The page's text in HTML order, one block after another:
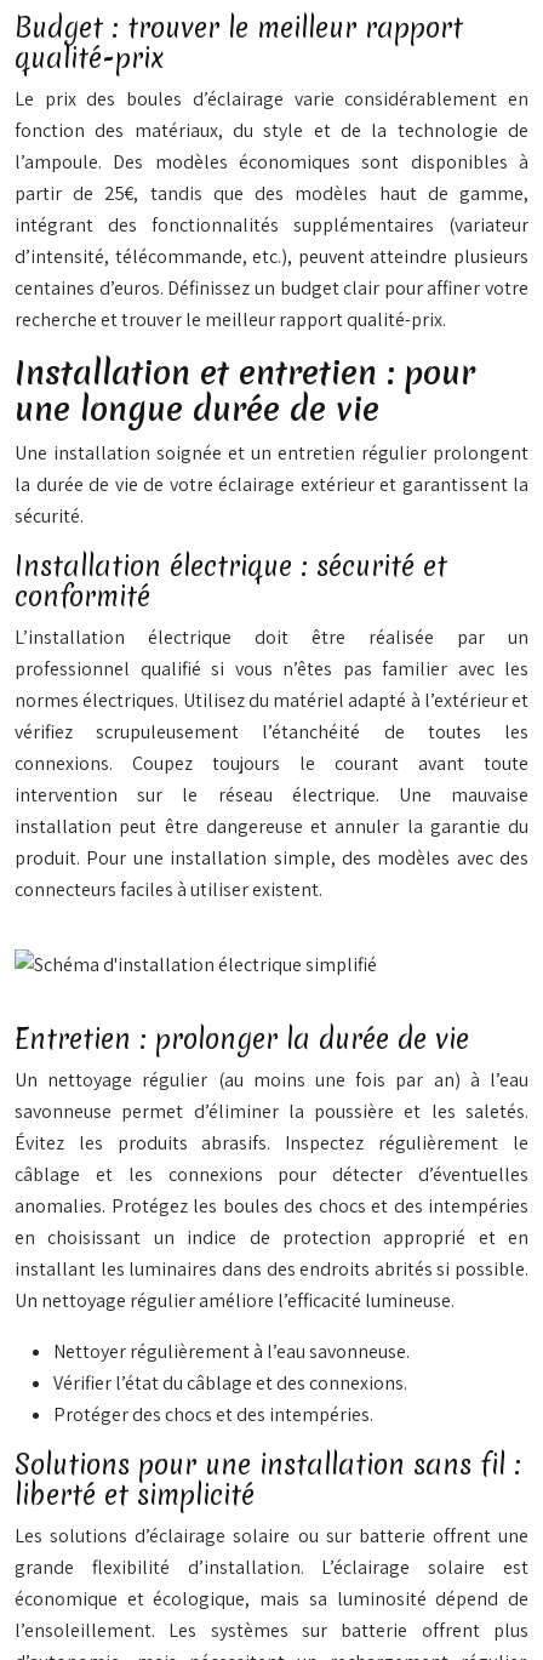
Budget : trouver le meilleur rapport
qualité-prix
Le prix des boules d’éclairage varie considérablement en
fonction des matériaux, du style et de la technologie de
l’ampoule. Des modèles économiques sont disponibles à
partir de 25€, tandis que des modèles haut de gamme,
intégrant des fonctionnalités supplémentaires (variateur
d’intensité, télécommande, etc.), peuvent atteindre plusieurs
centaines d’euros. Définissez un budget clair pour affiner votre
recherche et trouver le meilleur rapport qualité-prix.
Installation et entretien : pour
une longue durée de vie
Une installation soignée et un entretien régulier prolongent
la durée de vie de votre éclairage extérieur et garantissent la
sécurité.
Installation électrique : sécurité et
conformité
L’installation électrique doit être réalisée par un
professionnel qualifié si vous n’êtes pas familier avec les
normes électriques. Utilisez du matériel adapté à l’extérieur et
vérifiez scrupuleusement l’étanchéité de toutes les
connexions. Coupez toujours le courant avant toute
intervention sur le réseau électrique. Une mauvaise
installation peut être dangereuse et annuler la garantie du
produit. Pour une installation simple, des modèles avec des
connecteurs faciles à utiliser existent.
Entretien : prolonger la durée de vie
Un nettoyage régulier (au moins une fois par an) à l’eau
savonneuse permet d’éliminer la poussière et les saletés.
Évitez les produits abrasifs. Inspectez régulièrement le
câblage et les connexions pour détecter d’éventuelles
anomalies. Protégez les boules des chocs et des intempéries
en choisissant un indice de protection approprié et en
installant les luminaires dans des endroits abrités si possible.
Un nettoyage régulier améliore l’efficacité lumineuse.
Nettoyer régulièrement à l’eau savonneuse.
Vérifier l’état du câblage et des connexions.
Protéger des chocs et des intempéries.
Solutions pour une installation sans fil :
liberté et simplicité
Les solutions d’éclairage solaire ou sur batterie offrent une
grande flexibilité d’installation. L’éclairage solaire est
économique et écologique, mais sa luminosité dépend de
l’ensoleillement. Les systèmes sur batterie offrent plus